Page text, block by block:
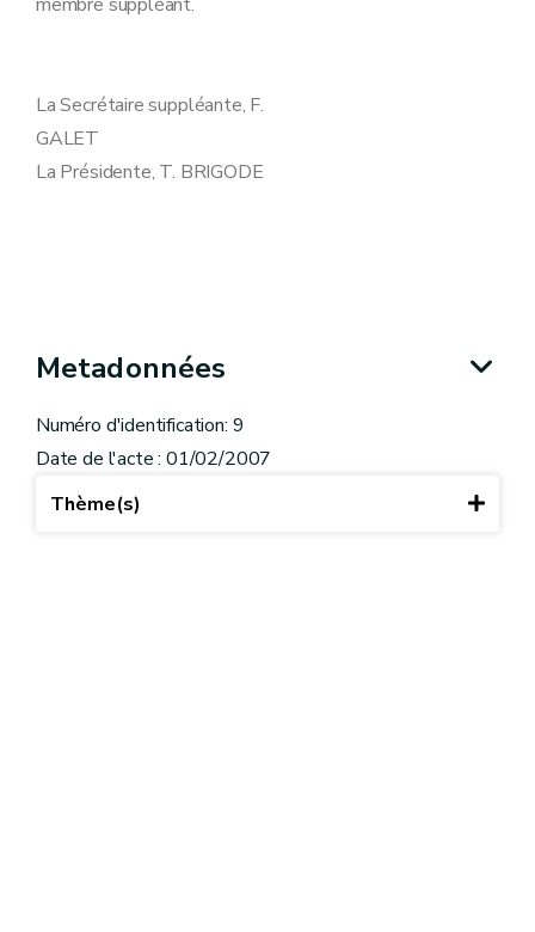
La Secrétaire suppléante, F.
GALET
La Présidente, T. BRIGODE
Metadonnées
Numéro d'identification: 9
Date de l'acte : 01/02/2007
Thème(s)